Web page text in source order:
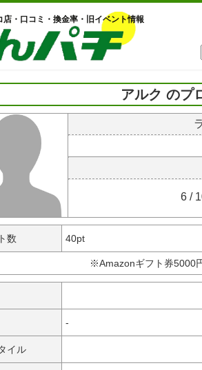
店・口コミ・換金率・旧イベント情報
アルク のプ
6 /
数 40pt
※Amazonギフト券5000
-
イル